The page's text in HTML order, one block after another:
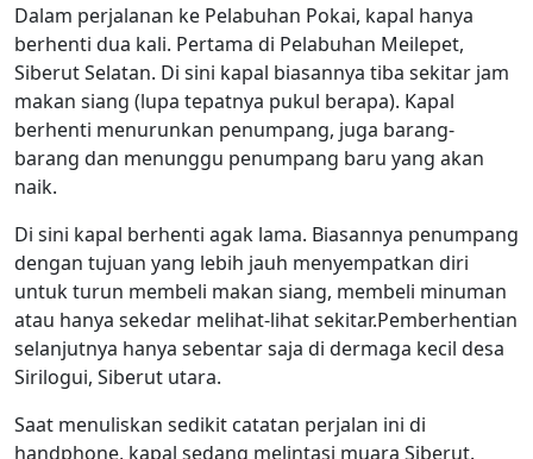
Dalam perjalanan ke Pelabuhan Pokai, kapal hanya
berhenti dua kali. Pertama di Pelabuhan Meilepet,
Siberut Selatan. Di sini kapal biasannya tiba sekitar jam
makan siang (lupa tepatnya pukul berapa). Kapal
berhenti menurunkan penumpang, juga barang-
barang dan menunggu penumpang baru yang akan
naik.
Di sini kapal berhenti agak lama. Biasannya penumpang
dengan tujuan yang lebih jauh menyempatkan diri
untuk turun membeli makan siang, membeli minuman
atau hanya sekedar melihat-lihat sekitar.Pemberhentian
selanjutnya hanya sebentar saja di dermaga kecil desa
Sirilogui, Siberut utara.
Saat menuliskan sedikit catatan perjalan ini di
handphone, kapal sedang melintasi muara Siberut.